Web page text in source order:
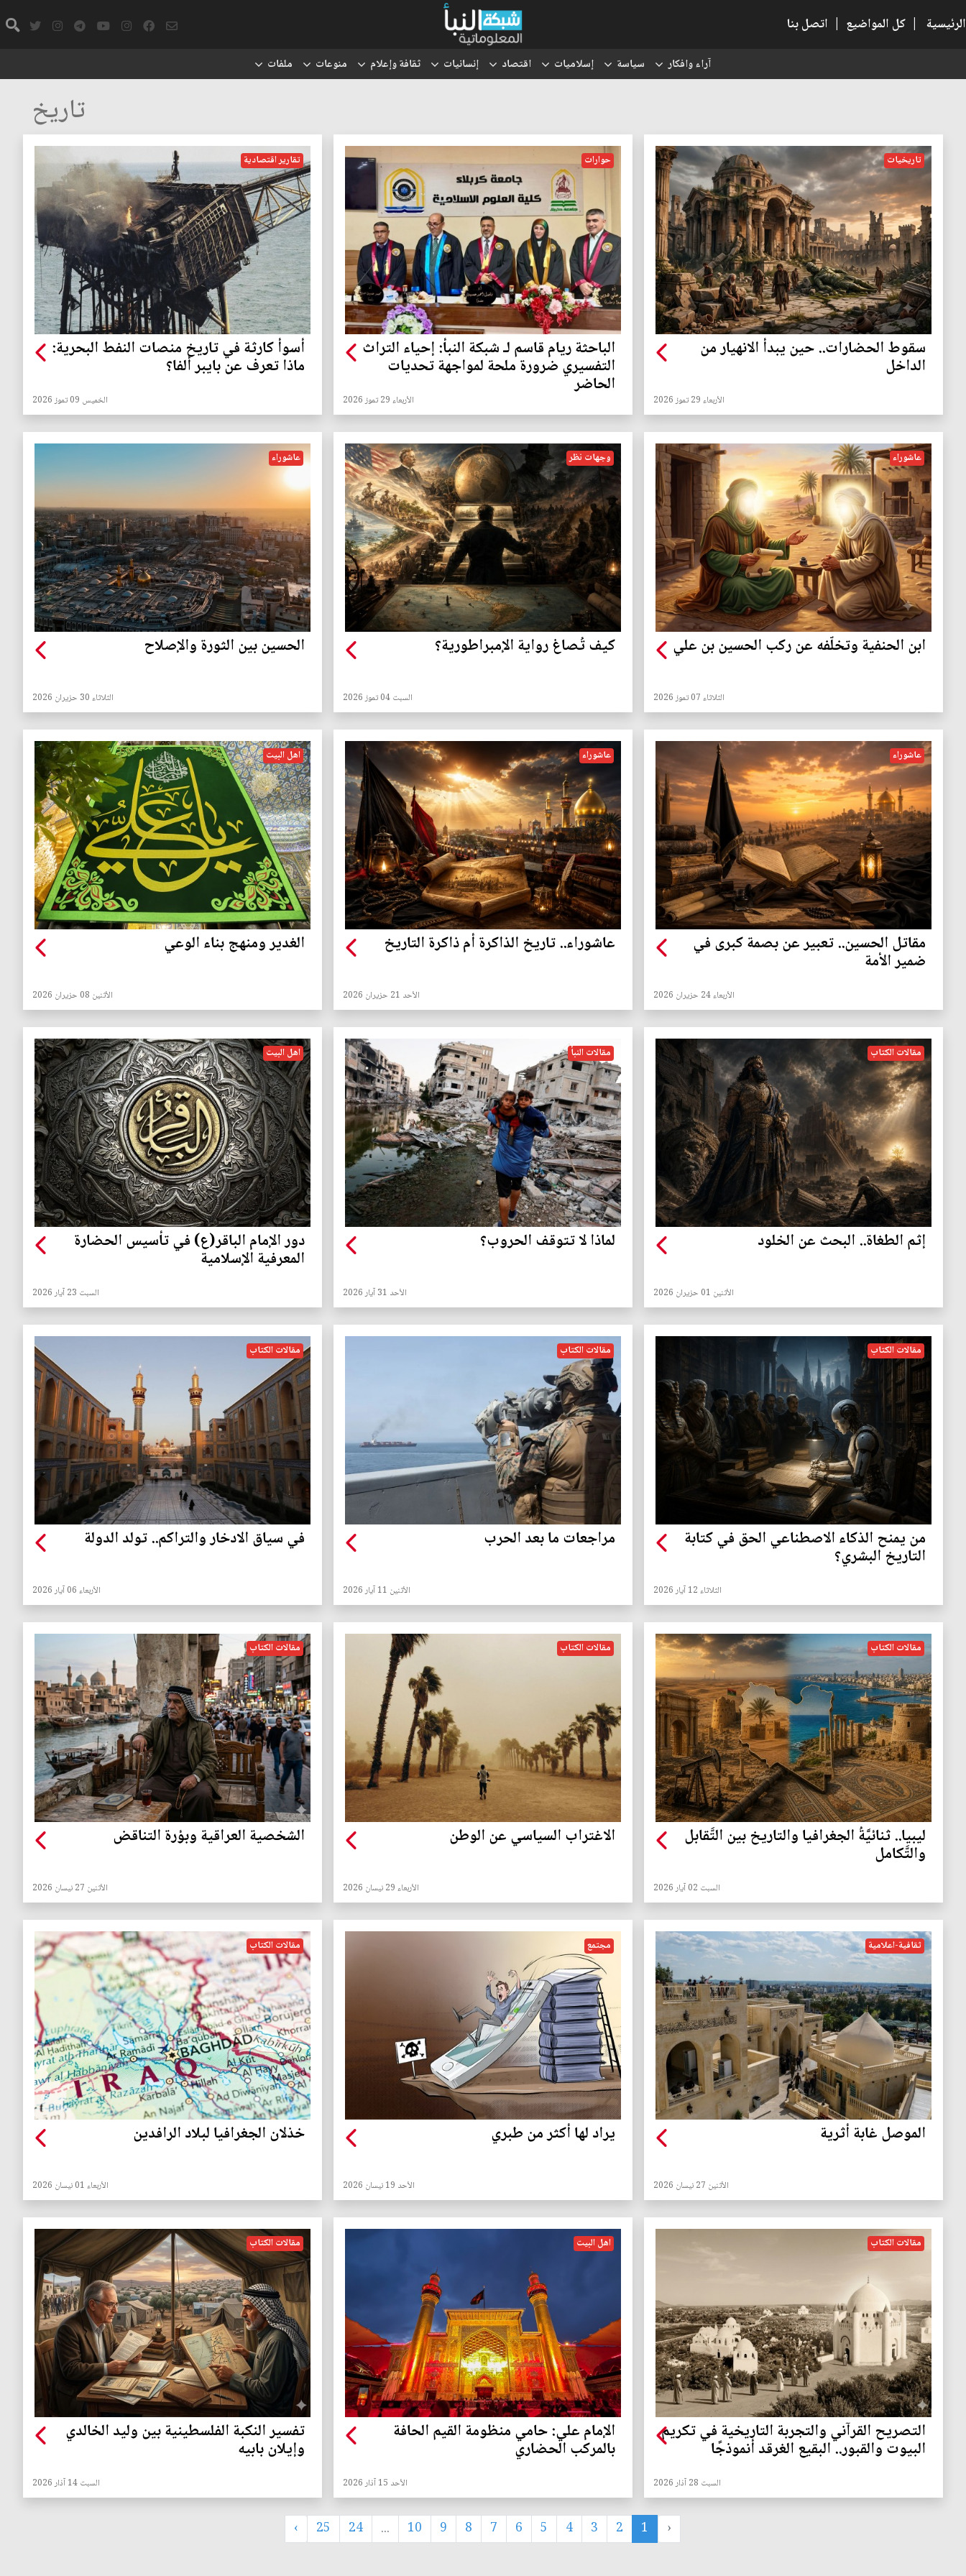
الرئيسية | كل المواضيع | اتصل بنا
آراء وافكار سياسة إسلاميات اقتصاد إنسانيات ثقافة وإعلام منوعات ملفات
تاريخ
تاريخيات
سقوط الحضارات.. حين يبدأ الانهيار من
الداخل
الأربعاء 29 تموز 2026
حوارات
الباحثة ريام قاسم لـ شبكة النبأ: إحياء التراث
التفسيري ضرورة ملحة لمواجهة تحديات
الحاضر
الأربعاء 29 تموز 2026
تقارير اقتصادية
أسوأ كارثة في تاريخ منصات النفط البحرية:
ماذا تعرف عن بايبر ألفا؟
الخميس 09 تموز 2026
عاشوراء
ابن الحنفية وتخلّفه عن ركب الحسين بن علي
الثلاثاء 07 تموز 2026
وجهات نظر
كيف تُصاغ رواية الإمبراطورية؟
السبت 04 تموز 2026
عاشوراء
الحسين بين الثورة والإصلاح
الثلاثاء 30 حزيران 2026
عاشوراء
مقاتل الحسين.. تعبير عن بصمة كبرى في
ضمير الأمة
الأربعاء 24 حزيران 2026
عاشوراء
عاشوراء.. تاريخ الذاكرة أم ذاكرة التاريخ
الأحد 21 حزيران 2026
اهل البيت
الغدير ومنهج بناء الوعي
الأثنين 08 حزيران 2026
مقالات الكتاب
إثم الطغاة.. البحث عن الخلود
الأثنين 01 حزيران 2026
مقالات النبأ
لماذا لا تتوقف الحروب؟
الأحد 31 آيار 2026
اهل البيت
دور الإمام الباقر(ع) في تأسيس الحضارة
المعرفية الإسلامية
السبت 23 آيار 2026
مقالات الكتاب
من يمنح الذكاء الاصطناعي الحق في كتابة
التاريخ البشري؟
الثلاثاء 12 آيار 2026
مقالات الكتاب
مراجعات ما بعد الحرب
الأثنين 11 آيار 2026
مقالات الكتاب
في سياق الادخار والتراكم.. تولد الدولة
الأربعاء 06 آيار 2026
مقالات الكتاب
ليبيا.. ثنائيَّةُ الجغرافيا والتاريخ بين التَّقابل
والتَّكامل
السبت 02 آيار 2026
مقالات الكتاب
الاغتراب السياسي عن الوطن
الأربعاء 29 نيسان 2026
مقالات الكتاب
الشخصية العراقية وبؤرة التناقض
الأثنين 27 نيسان 2026
ثقافية-اعلامية
الموصل غابة أثرية
الأثنين 27 نيسان 2026
مجتمع
يراد لها أكثر من طبري
الأحد 19 نيسان 2026
مقالات الكتاب
خذلان الجغرافيا لبلاد الرافدين
الأربعاء 01 نيسان 2026
مقالات الكتاب
التصريح القرآني والتجربة التاريخية في تكريم
البيوت والقبور.. البقيع الغرقد أنموذجًا
السبت 28 آذار 2026
اهل البيت
الإمام علي: حامي منظومة القيم الحافة
بالمركب الحضاري
الأحد 15 آذار 2026
مقالات الكتاب
تفسير النكبة الفلسطينية بين وليد الخالدي
وإيلان بابيه
السبت 14 آذار 2026
‹
1
2
3
4
5
6
7
8
9
10
...
24
25
›